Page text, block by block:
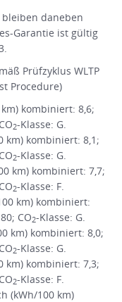
bleiben daneben
Garantie ist gültig
Prüfzyklus WLTP
Procedure)
kombiniert: 8,6;
2-Klasse: G.
km) kombiniert: 8,1;
2-Klasse: G.
km) kombiniert: 7,7;
2-Klasse: F.
km) kombiniert:
CO2-Klasse: G.
km) kombiniert: 8,0;
2-Klasse: G.
km) kombiniert: 7,3;
2-Klasse: F.
(kWh/100 km)